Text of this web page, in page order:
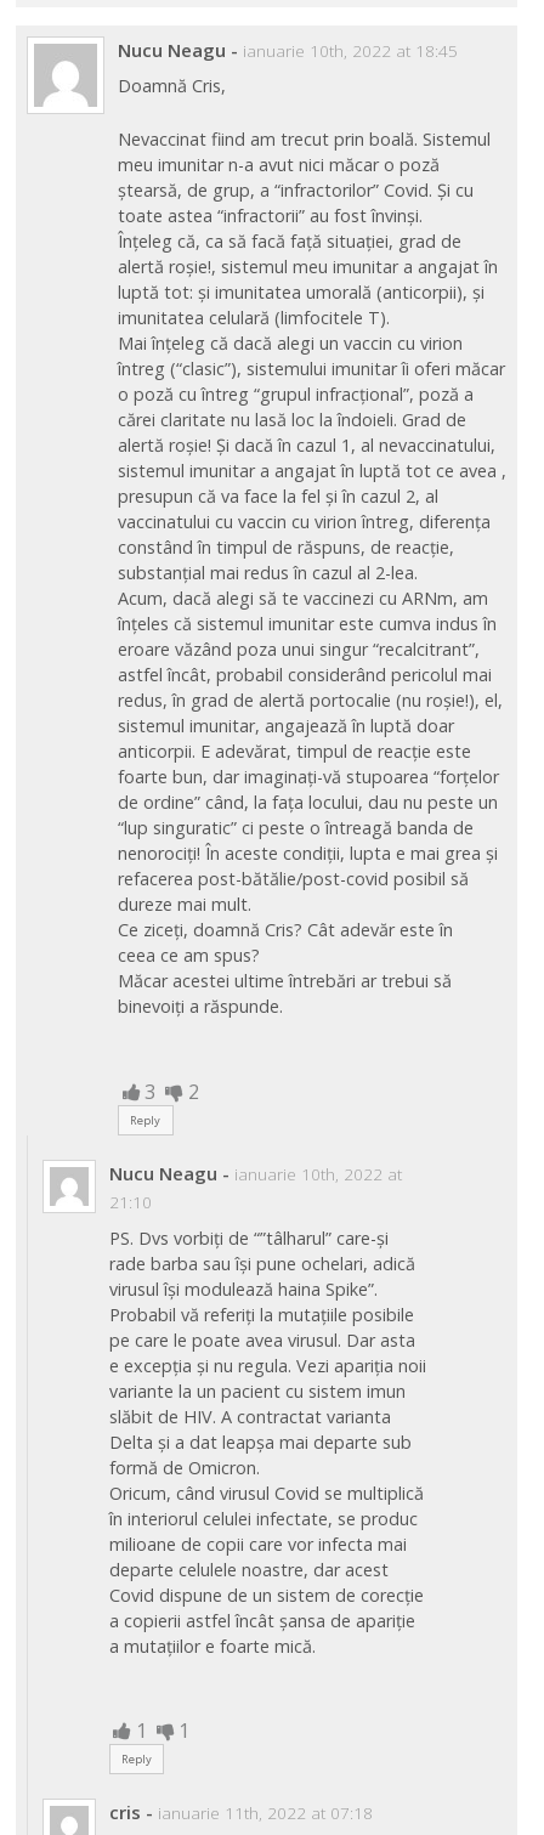
Nucu Neagu - ianuarie 10th, 2022 at 18:45
Doamnă Cris,
Nevaccinat fiind am trecut prin boală. Sistemul
meu imunitar n-a avut nici măcar o poză
ștearsă, de grup, a “infractorilor” Covid. Și cu
toate astea “infractorii” au fost învinși.
Înțeleg că, ca să facă față situației, grad de
alertă roșie!, sistemul meu imunitar a angajat în
luptă tot: și imunitatea umorală (anticorpii), și
imunitatea celulară (limfocitele T).
Mai înțeleg că dacă alegi un vaccin cu virion
întreg (“clasic”), sistemului imunitar îi oferi măcar
o poză cu întreg “grupul infracțional”, poză a
cărei claritate nu lasă loc la îndoieli. Grad de
alertă roșie! Și dacă în cazul 1, al nevaccinatului,
sistemul imunitar a angajat în luptă tot ce avea ,
presupun că va face la fel și în cazul 2, al
vaccinatului cu vaccin cu virion întreg, diferența
constând în timpul de răspuns, de reacție,
substanțial mai redus în cazul al 2-lea.
Acum, dacă alegi să te vaccinezi cu ARNm, am
înțeles că sistemul imunitar este cumva indus în
eroare văzând poza unui singur “recalcitrant”,
astfel încât, probabil considerând pericolul mai
redus, în grad de alertă portocalie (nu roșie!), el,
sistemul imunitar, angajează în luptă doar
anticorpii. E adevărat, timpul de reacție este
foarte bun, dar imaginați-vă stupoarea “forțelor
de ordine” când, la fața locului, dau nu peste un
“lup singuratic” ci peste o întreagă banda de
nenorociți! În aceste condiții, lupta e mai grea și
refacerea post-bătălie/post-covid posibil să
dureze mai mult.
Ce ziceți, doamnă Cris? Cât adevăr este în
ceea ce am spus?
Măcar acestei ultime întrebări ar trebui să
binevoiți a răspunde.
3 2
Reply
Nucu Neagu - ianuarie 10th, 2022 at
21:10
PS. Dvs vorbiți de “”tâlharul” care-și
rade barba sau își pune ochelari, adică
virusul își modulează haina Spike”.
Probabil vă referiți la mutațiile posibile
pe care le poate avea virusul. Dar asta
e excepția și nu regula. Vezi apariția noii
variante la un pacient cu sistem imun
slăbit de HIV. A contractat varianta
Delta și a dat leapșa mai departe sub
formă de Omicron.
Oricum, când virusul Covid se multiplică
în interiorul celulei infectate, se produc
milioane de copii care vor infecta mai
departe celulele noastre, dar acest
Covid dispune de un sistem de corecție
a copierii astfel încât șansa de apariție
a mutațiilor e foarte mică.
1 1
Reply
cris - ianuarie 11th, 2022 at 07:18